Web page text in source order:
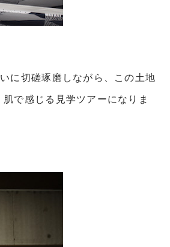
に切磋琢磨しながら、この土地
で感じる見学ツアーになりま